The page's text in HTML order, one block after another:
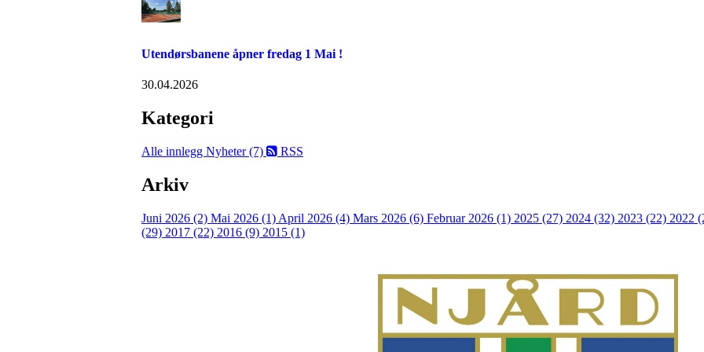
Utendørsbanene åpner fredag 1 Mai !
30.04.2026
Kategori
Alle innlegg Nyheter (7) RSS
Arkiv
Juni 2026 (2) Mai 2026 (1) April 2026 (4) Mars 2026 (6) Februar 2026 (1) 2025 (27) 2024 (32) 2023 (22) 2022
(29) 2017 (22) 2016 (9) 2015 (1)